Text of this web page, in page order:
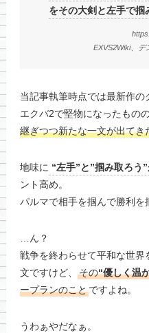
をその大剣と左手で掴
EXVS2Wiki、デ
当記事執筆時点では最新作の
エクバ2で堅物になったものの
継ぎつつ新たな一文が出てき
地味に “左手”と”掴み取ろう
ント高め。
パルマで相手を掴んで勝利を
…ん？
戦争を終わらせて平和な世
文ですけど、
その“優しく温
ープランのことですよね。
うわぁやだなぁ。